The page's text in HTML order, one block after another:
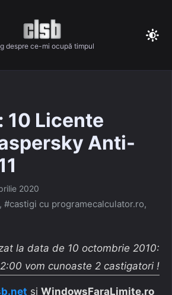
despre ce-mi ocupă timpul
10 Licente
Anti-
2020
, #castigi cu programecalculator.ro,
la data de 10 octombrie 2010:
vom cunoaste 2 castigatori !
si WindowsFaraLimite.ro